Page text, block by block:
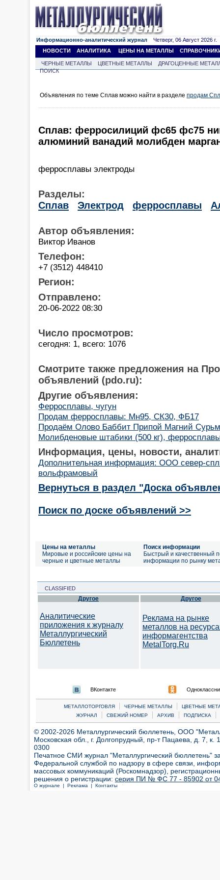
Информационно-аналитический журнал Четверг, 06 Август 2026 г.
НОВОСТИ
АНАЛИТИКА ЦЕНЫ НА МЕТАЛЛЫ
ЧЕРНЫЕ МЕТАЛЛЫ ЦВЕТНЫЕ МЕТАЛЛЫ
ДРАГОЦЕННЫЕ
ПОИСК
Объявления по теме Сплав можно найти в разделе продам
Сплав: ферросилиций фс65 фс75
алюминий ванадий молибден
ферросплавы электроды
Разделы:
Сплав
Электрод ферросплавы
Автор объявления:
Виктор Иванов
Телефон:
+7 (3512) 448410
Регион:
Отправлено:
20-06-2022 08:30
Число просмотров:
сегодня: 1, всего: 1076
Смотрите также предложения на
объявлений (pdo.ru):
Другие объявления:
Ферросплавы, чугун
Продам ферросплавы: Мн95, СК30, ФБ17
Продаём Олово Баббит Припой Магний
Молибденовые штабики (500 кг),
Информация, цены, новости,
Дополнительная информация: ООО север-
вольфрамовый
Вернуться в раздел "Доска
Поиск по доске объявлений >>
Цены на металлы
Мировые и российские цены на
черные и цветные металлы
Поиск информации
Быстрый и качественный
информации по рынку
CLASSIFIED
Другое
Аналитические
приложения к журналу
Металлургический
Бюллетень
Другое
Реклама на рынке
металлов на
информагентства
MetalTorg.Ru
ВКонтакте
МЕТАЛЛОТОРГОВЛЯ | ЧЕРНЫЕ МЕТАЛЛЫ |
ЦВЕТНЫЕ
ЖУРНАЛ
| СВЕЖИЙ НОМЕР | АРХИВ | ПОДПИСКА |
© 2002-2026 Металлургический бюллетень, ООО
Московская обл., г. Долгопрудный, пр-т Пацаева, д. 7,
0300
Печатное СМИ журнал "Металлургический бюллетень"
Федеральной службой по надзору в сфере связи,
массовых коммуникаций (Роскомнадзор),
решения о регистрации: серия ПИ № ФС 77 - 85902 от 04
О журнале | Реклама | Контакты